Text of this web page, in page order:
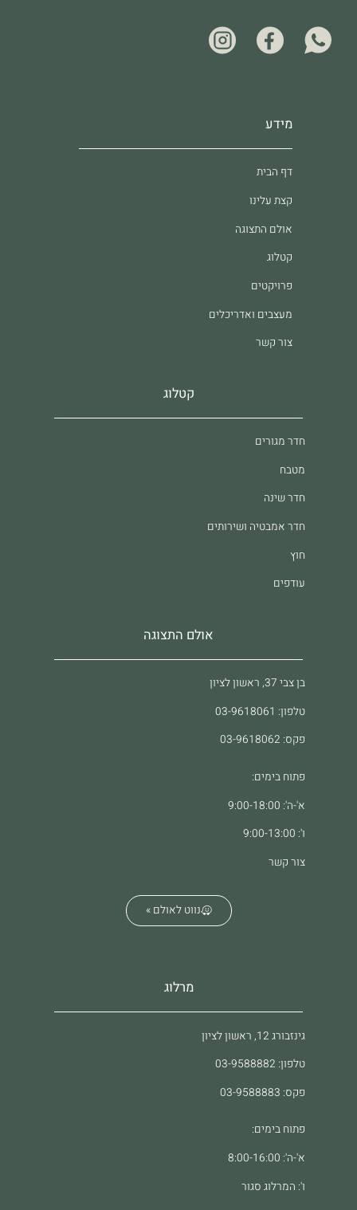
מידע
דף הבית
קצת עלינו
אולם התצוגה
קטלוג
פרויקטים
מעצבים ואדריכלים
צור קשר
קטלוג
חדר מגורים
מטבח
חדר שינה
חדר אמבטיה ושירותים
חוץ
עודפים
אולם התצוגה
בן צבי 37, ראשון לציון
טלפון: 03-9618061
פקס: 03-9618062
פתוח בימים:
א'-ה': 9:00-18:00
ו': 9:00-13:00
צור קשר
נווט לאולם »
מרלוג
גינזבורג 12, ראשון לציון
טלפון: 03-9588882
פקס: 03-9588883
פתוח בימים:
א'-ה': 8:00-16:00
ו': המרלוג סגור